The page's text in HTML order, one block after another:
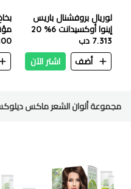
لوريال بروفشنال باريس
إينوا أوكسيدانت 6% 20
فول 1 لتر
7.313 دب
أضف
اشتر الآن
مجموعة ألوان الشعر ماكس